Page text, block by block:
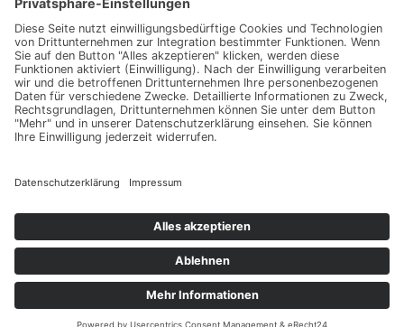
Impressum
Werbung
About
Einsendung
AGB
Datenschutzerklärung
About
Datenschutzerklärung